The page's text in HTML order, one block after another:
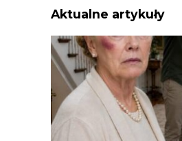
Aktualne artykuły